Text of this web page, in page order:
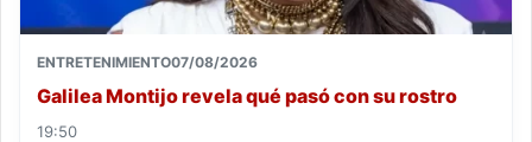
ENTRETENIMIENTO07/08/2026
Galilea Montijo revela qué pasó con su rostro
19:50